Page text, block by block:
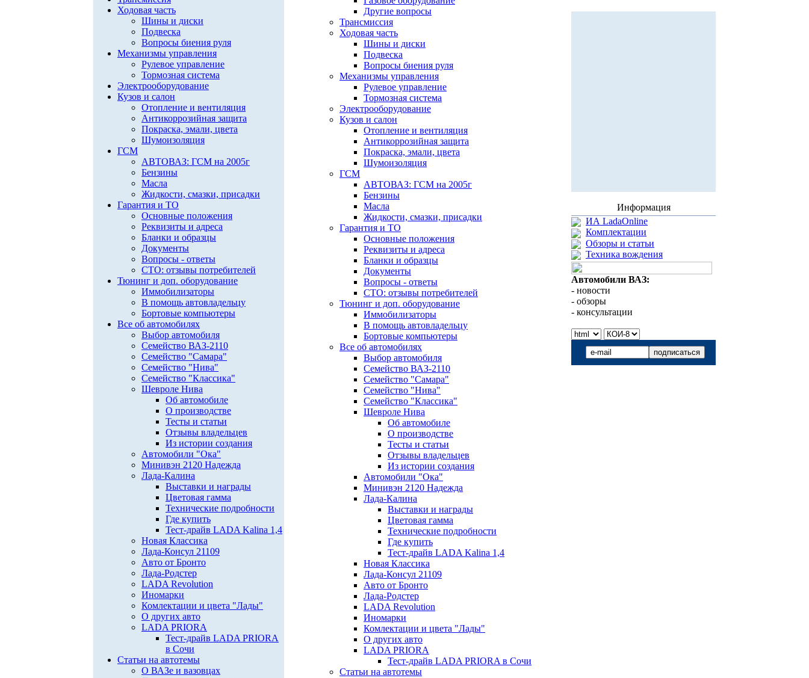
Ходовая часть
Шины и диски
Подвеска
Вопросы биения руля
Механизмы управления
Рулевое управление
Тормозная система
Электрооборудование
Кузов и салон
Отопление и вентиляция
Антикоррозийная защита
Покраска, эмали, цвета
Шумоизоляция
ГСМ
АВТОВАЗ: ГСМ на 2005г
Бензины
Масла
Жидкости, смазки, присадки
Гарантия и ТО
Основные положения
Реквизиты и адреса
Бланки и образцы
Документы
Вопросы - ответы
СТО: отзывы потребителей
Тюнинг и доп. оборудование
Иммобилизаторы
В помощь автовладельцу
Бортовые компьютеры
Все об автомобилях
Выбор автомобиля
Семейство ВАЗ-2110
Семейство "Самара"
Семейство "Нива"
Семейство "Классика"
Шевроле Нива
Об автомобиле
О производстве
Тесты и статьи
Отзывы владельцев
Из истории создания
Автомобили "Ока"
Минивэн 2120 Надежда
Лада-Калина
Выставки и награды
Цветовая гамма
Технические подробности
Где купить
Тест-драйв LADA Kalina 1,4
Новая Классика
Лада-Консул 21109
Авто от Бронто
Лада-Родстер
LADA Revolution
Иномарки
Комлектации и цвета "Лады"
О других авто
LADA PRIORA
Тест-драйв LADA PRIORA
в Сочи
Статьи на автотемы
О ВАЗе и вазовцах
Другие вопросы
Трансмиссия
Ходовая часть
Шины и диски
Подвеска
Вопросы биения руля
Механизмы управления
Рулевое управление
Тормозная система
Электрооборудование
Кузов и салон
Отопление и вентиляция
Антикоррозийная защита
Покраска, эмали, цвета
Шумоизоляция
ГСМ
АВТОВАЗ: ГСМ на 2005г
Бензины
Масла
Жидкости, смазки, присадки
Гарантия и ТО
Основные положения
Реквизиты и адреса
Бланки и образцы
Документы
Вопросы - ответы
СТО: отзывы потребителей
Тюнинг и доп. оборудование
Иммобилизаторы
В помощь автовладельцу
Бортовые компьютеры
Все об автомобилях
Выбор автомобиля
Семейство ВАЗ-2110
Семейство "Самара"
Семейство "Нива"
Семейство "Классика"
Шевроле Нива
Об автомобиле
О производстве
Тесты и статьи
Отзывы владельцев
Из истории создания
Автомобили "Ока"
Минивэн 2120 Надежда
Лада-Калина
Выставки и награды
Цветовая гамма
Технические подробности
Где купить
Тест-драйв LADA Kalina 1,4
Новая Классика
Лада-Консул 21109
Авто от Бронто
Лада-Родстер
LADA Revolution
Иномарки
Комлектации и цвета "Лады"
О других авто
LADA PRIORA
Тест-драйв LADA PRIORA в Сочи
Статьи на автотемы
Информация
ИА LadaOnline
Комплектации
Обзоры и статьи
Техника вождения
Автомобили ВАЗ:
- новости
- обзоры
- консультации